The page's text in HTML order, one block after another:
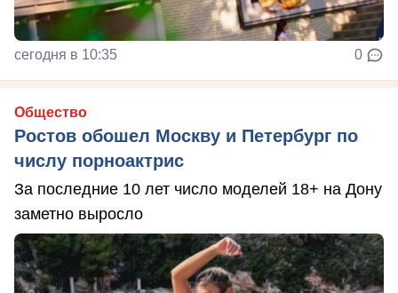
сегодня в 10:35 0
Общество
Ростов обошел Москву и Петербург по
числу порноактрис
За последние 10 лет число моделей 18+ на Дону
заметно выросло